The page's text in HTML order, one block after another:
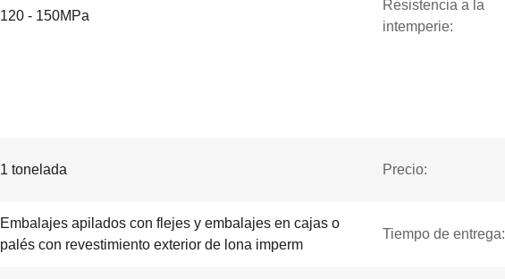
120 - 150MPa
Resistencia a la
intemperie:
1 tonelada Precio:
Embalajes apilados con flejes y embalajes en cajas o
palés con revestimiento exterior de lona imperm
Tiempo de entrega: